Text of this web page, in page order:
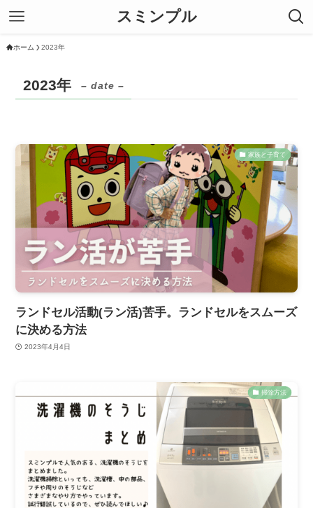
スミンプル
ホーム 2023年
2023年 – date –
家族と子育て
ランドセル活動(ラン活)苦手。ランドセルをスムーズ
に決める方法
2023年4月4日
掃除方法